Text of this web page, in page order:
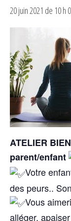
20 juin 2021 de 10 h
ATELIER
parent/enfant
Votre
des peurs..
Vous
alléger,